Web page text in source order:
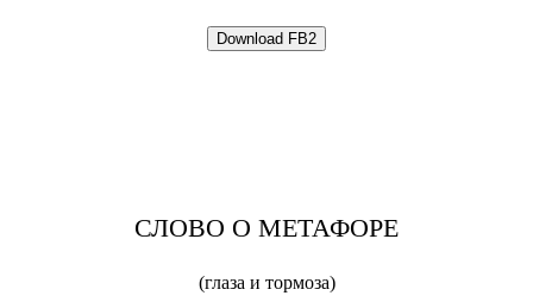
СЛОВО О МЕТАФОРЕ
(глаза и тормоза)